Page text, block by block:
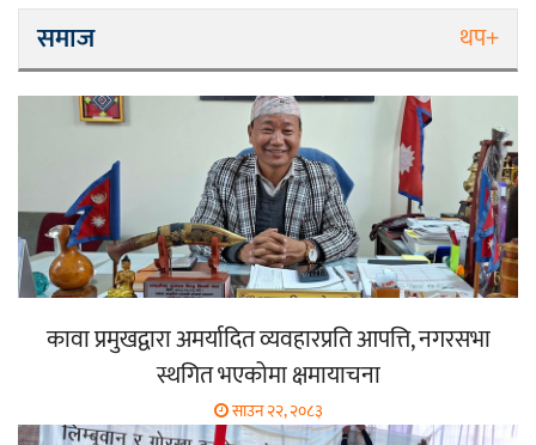
समाज थप+
कावा प्रमुखद्वारा अमर्यादित व्यवहारप्रति आपत्ति, नगरसभा
स्थगित भएकोमा क्षमायाचना
साउन २२, २०८३